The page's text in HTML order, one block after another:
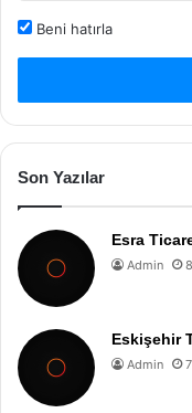
Beni hatırla
Son Yazılar
Esra
Admin
Eskişehir
Admin